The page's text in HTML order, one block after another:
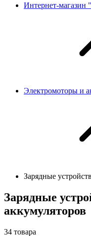
Интернет-магазин
Электромоторы и
Зарядные
Зарядные
аккумуляторов
34 товара